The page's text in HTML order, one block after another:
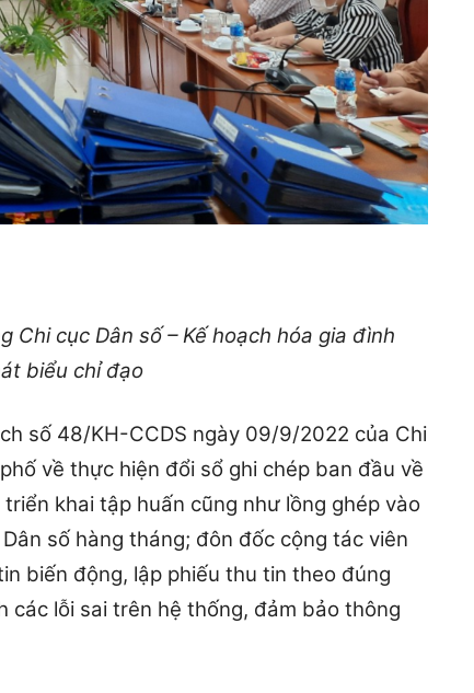
Chi cục Dân số – Kế hoạch hóa gia đình
biểu chỉ đạo
số 48/KH-CCDS ngày 09/9/2022 của Chi
về thực hiện đổi sổ ghi chép ban đầu về
khai tập huấn cũng như lồng ghép vào
số hàng tháng; đôn đốc cộng tác viên
biến động, lập phiếu thu tin theo đúng
các lỗi sai trên hệ thống, đảm bảo thông